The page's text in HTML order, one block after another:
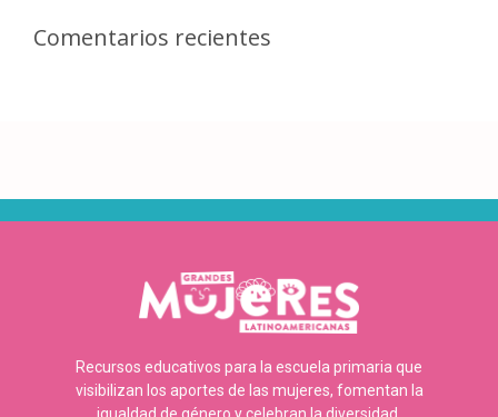
Comentarios recientes
Recursos educativos para la escuela primaria que
visibilizan los aportes de las mujeres, fomentan la
igualdad de género y celebran la diversidad.